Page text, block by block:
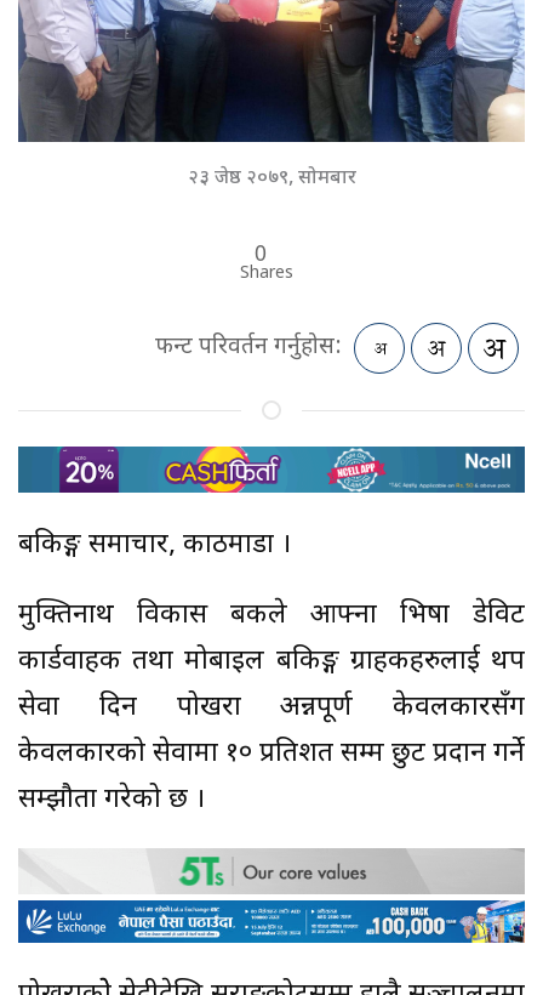
२३ जेष्ठ २०७९, सोमबार
0
Shares
फन्ट परिवर्तन गर्नुहोस:
बैंकिङ्ग समाचार, काठमाडौं ।
मुक्तिनाथ विकास बैंकले आफ्ना भिषा डेविट
कार्डवाहक तथा मोबाइल बैंकिङ्ग ग्राहकहरुलाई थप
सेवा दिन पोखरा अन्नपूर्ण केवलकारसँग
केवलकारको सेवामा १० प्रतिशत सम्म छुट प्रदान गर्ने
सम्झौता गरेको छ ।